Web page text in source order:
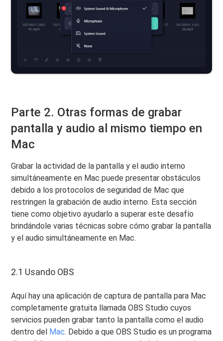
Parte 2. Otras formas de grabar
pantalla y audio al mismo tiempo en
Mac
Grabar la actividad de la pantalla y el audio interno
simultáneamente en Mac puede presentar obstáculos
debido a los protocolos de seguridad de Mac que
restringen la grabación de audio interno. Esta sección
tiene como objetivo ayudarlo a superar este desafío
brindándole varias técnicas sobre cómo grabar la pantalla
y el audio simultáneamente en Mac.
2.1 Usando OBS
Aquí hay una aplicación de captura de pantalla para Mac
completamente gratuita llamada OBS Studio cuyos
servicios pueden grabar tanto la pantalla como el audio
dentro del
Mac. Debido a que OBS Studio es un programa